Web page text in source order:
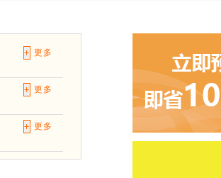
+
+
+